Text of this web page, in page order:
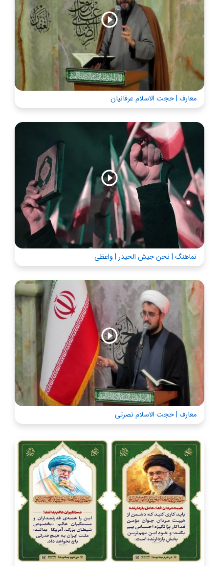
معارف | حجت الاسلام عرفانیان
نماهنگ | نحن جیش الحیدر | واعظی
معارف | حجت الاسلام نصرتی